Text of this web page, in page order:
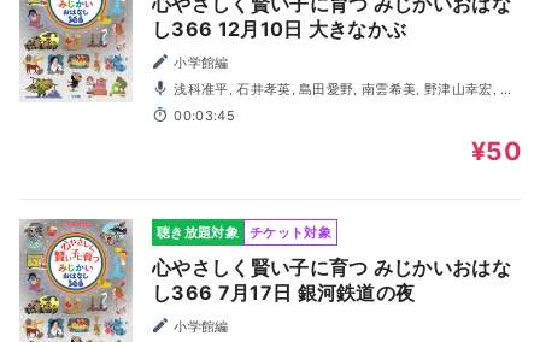
し366 12月10日 大きなかぶ
小学館編
浅科准平, 石井孝英, 島田愛野, 南雲希美, 野津山幸宏, 八
木田幸恵, 山谷祥生, 神森徹也（歌・演奏）
00:03:45
¥50
聴き放題対象 チケット対象
心やさしく賢い子に育つ みじかいおはな
し366 7月17日 銀河鉄道の夜
小学館編